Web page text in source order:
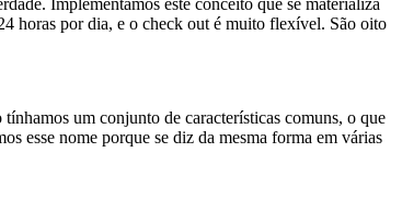
Implementámos este conceito que se materializa
horas por dia, e o check out é muito flexível. São oito
um conjunto de características comuns, o que
esse nome porque se diz da mesma forma em várias